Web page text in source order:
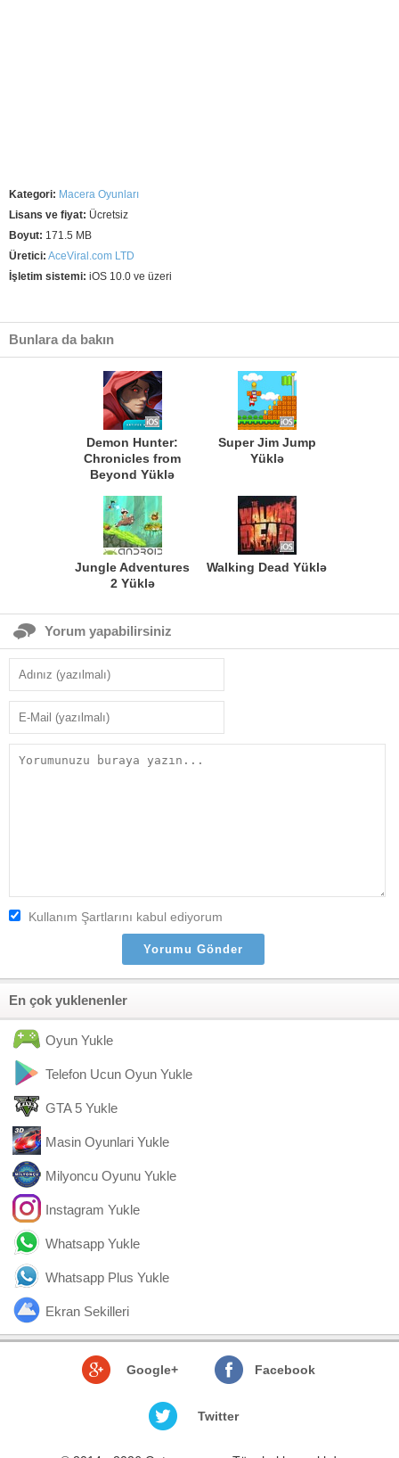
Kategori: Macera Oyunları
Lisans ve fiyat: Ücretsiz
Boyut: 171.5 MB
Üretici: AceViral.com LTD
İşletim sistemi: iOS 10.0 ve üzeri
Bunlara da bakın
Demon Hunter:
Chronicles from
Beyond Yüklə
Super Jim Jump
Yüklə
Jungle Adventures
2 Yüklə
Walking Dead Yüklə
Yorum yapabilirsiniz
Kullanım Şartlarını kabul ediyorum
En çok yuklenenler
Oyun Yukle
Telefon Ucun Oyun Yukle
GTA 5 Yukle
Masin Oyunlari Yukle
Milyoncu Oyunu Yukle
Instagram Yukle
Whatsapp Yukle
Whatsapp Plus Yukle
Ekran Sekilleri
Google+ Facebook
Twitter